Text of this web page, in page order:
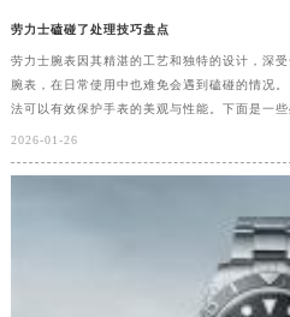
劳力士磕碰了处理技巧盘点
劳力士腕表因其精湛的工艺和独特的设计，深
腕表，在日常使用中也难免会遇到磕碰的情况
法可以有效保护手表的美观与性能。下面是一
2026-01-26